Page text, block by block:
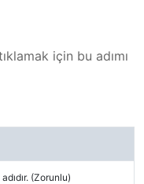
için bu adımı
(Zorunlu)